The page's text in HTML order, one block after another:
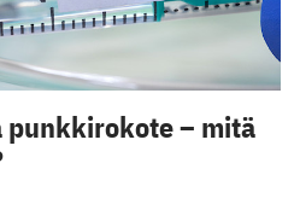
punkkirokote – mitä